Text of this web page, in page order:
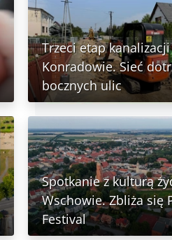
Trzeci etap
Konradowie. Sieć
bocznych ulic
Spotkanie z kulturą
Wschowie. Zbliża się
Festival